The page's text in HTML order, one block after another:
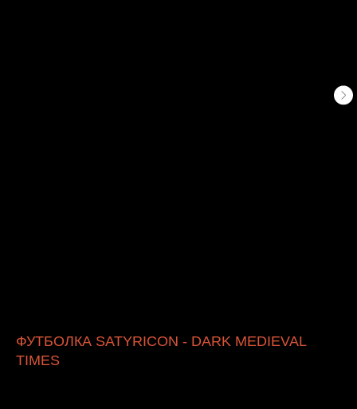
ФУТБОЛКА SATYRICON - DARK MEDIEVAL
TIMES